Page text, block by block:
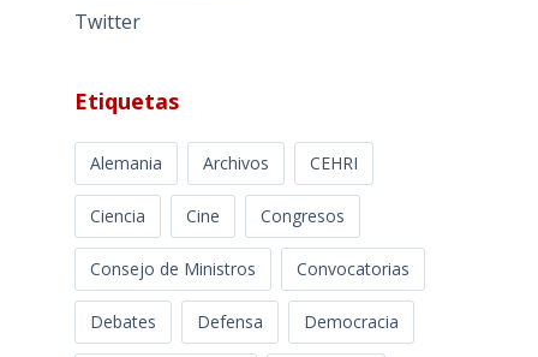
Twitter
Etiquetas
Alemania Archivos CEHRI
Ciencia Cine Congresos
Consejo de Ministros Convocatorias
Debates Defensa Democracia